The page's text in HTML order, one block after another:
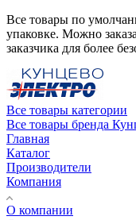
Все товары по
упаковке. Можно
заказчика для более
Все товары категории
Все товары бренда
Главная
Каталог
Производители
Компания
О компании